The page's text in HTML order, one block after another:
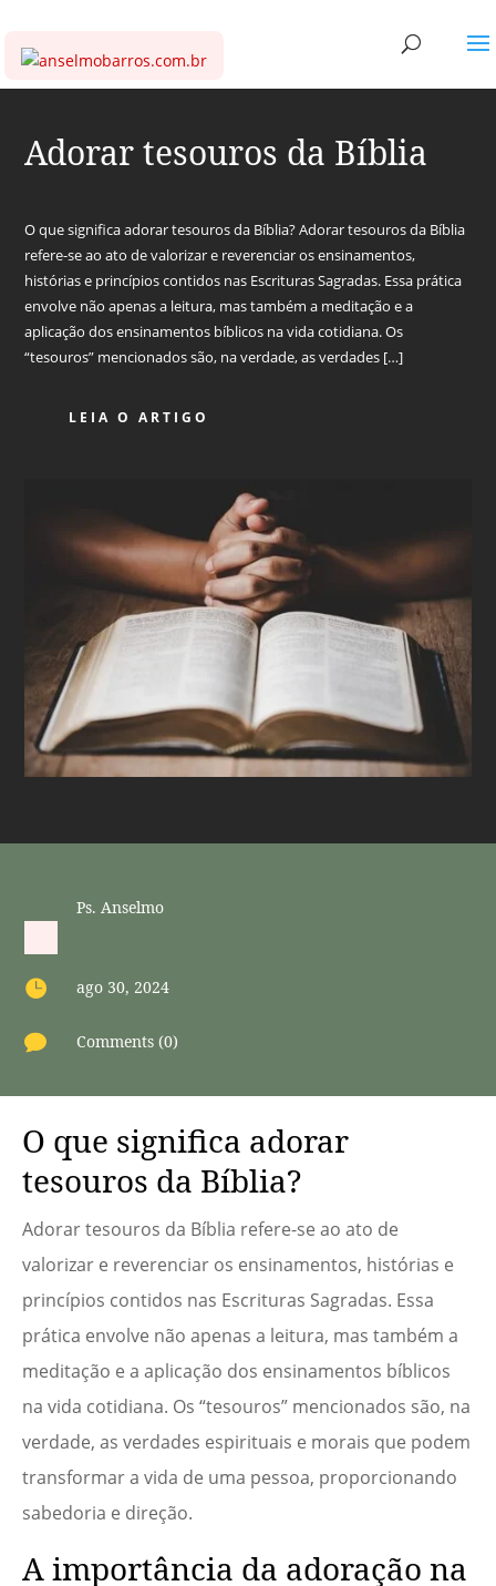
Adorar tesouros da Bíblia
O que significa adorar tesouros da Bíblia? Adorar tesouros da Bíblia
refere-se ao ato de valorizar e reverenciar os ensinamentos,
histórias e princípios contidos nas Escrituras Sagradas. Essa prática
envolve não apenas a leitura, mas também a meditação e a
aplicação dos ensinamentos bíblicos na vida cotidiana. Os
“tesouros” mencionados são, na verdade, as verdades […]
LEIA O ARTIGO
Ps. Anselmo
 ago 30, 2024
 Comments (0)
O que significa adorar
tesouros da Bíblia?
Adorar tesouros da Bíblia refere-se ao ato de
valorizar e reverenciar os ensinamentos, histórias e
princípios contidos nas Escrituras Sagradas. Essa
prática envolve não apenas a leitura, mas também a
meditação e a aplicação dos ensinamentos bíblicos
na vida cotidiana. Os “tesouros” mencionados são, na
verdade, as verdades espirituais e morais que podem
transformar a vida de uma pessoa, proporcionando
sabedoria e direção.
A importância da adoração na